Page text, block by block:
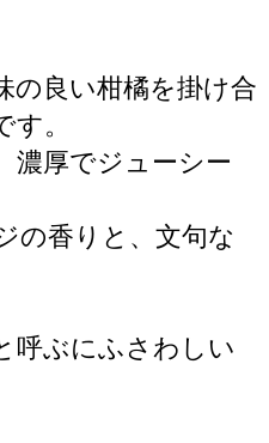
の良い柑橘を掛け合
。
濃厚でジューシー
の香りと、文句な
呼ぶにふさわしい